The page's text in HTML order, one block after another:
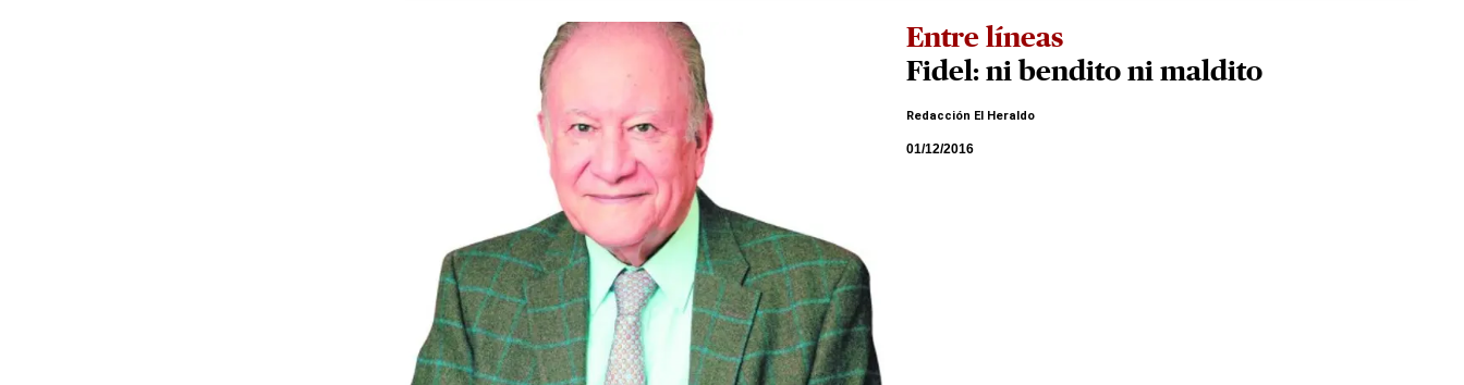
Entre líneas
Fidel: ni bendito ni maldito
Redacción El Heraldo
01/12/2016